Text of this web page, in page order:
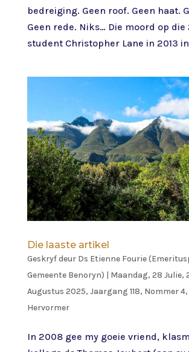
bedreiging. Geen roof. Geen haat.
Geen rede. Niks… Die moord op
student Christopher Lane in 2013
Die laaste artikel
Geskryf deur Ds Etienne Fourie
Gemeente Benoryn) | Maandag, 28 Julie,
Augustus 2025, Jaargang 118, Nommer 4,
Hervormer
In 2008 gee my goeie vriend,